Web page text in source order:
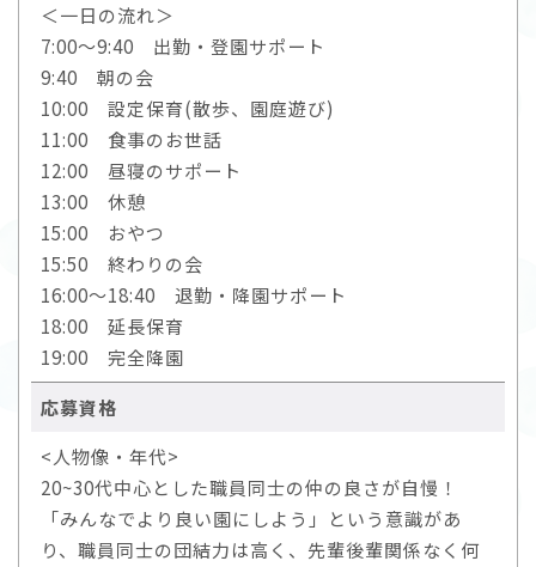
＜一日の流れ＞
7:00～9:40 出勤・登園サポート
9:40 朝の会
10:00 設定保育(散歩、園庭遊び)
11:00 食事のお世話
12:00 昼寝のサポート
13:00 休憩
15:00 おやつ
15:50 終わりの会
16:00～18:40 退勤・降園サポート
18:00 延長保育
19:00 完全降園
応募資格
<人物像・年代>
20~30代中心とした職員同士の仲の良さが自慢！
「みんなでより良い園にしよう」という意識があ
り、職員同士の団結力は高く、先輩後輩関係なく何